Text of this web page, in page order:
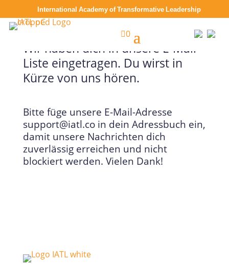
International Academy of Transformative Leadership
0
Wir haben dich in unsere E-Mail-
Liste eingetragen. Du wirst in
Kürze von uns hören.
Bitte füge unsere E-Mail-Adresse
support@iatl.coin dein Adressbuch ein,
damit unsere Nachrichten dich
zuverlässig erreichen und nicht
blockiert werden. Vielen Dank!